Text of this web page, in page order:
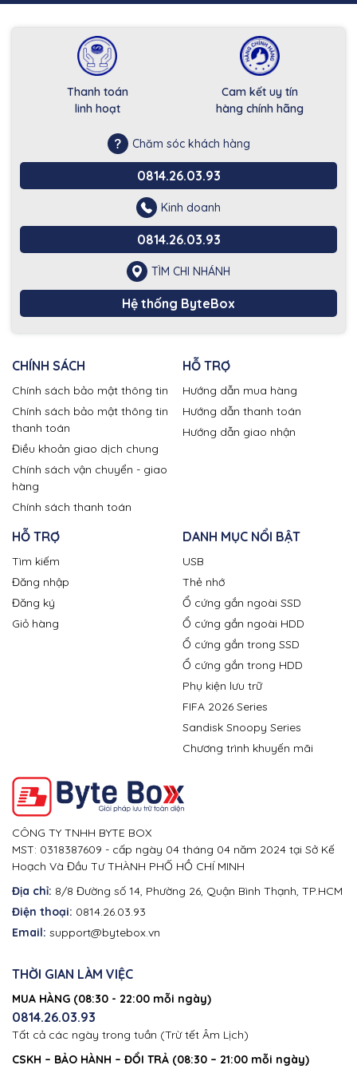
Thanh toán
linh hoạt
Cam kết uy tín
hàng chính hãng
Chăm sóc khách hàng
0814.26.03.93
Kinh doanh
0814.26.03.93
TÌM CHI NHÁNH
Hệ thống ByteBox
CHÍNH SÁCH
Chính sách bảo mật thông tin
Chính sách bảo mật thông tin
thanh toán
Điều khoản giao dịch chung
Chính sách vận chuyển - giao
hàng
Chính sách thanh toán
HỖ TRỢ
Hướng dẫn mua hàng
Hướng dẫn thanh toán
Hướng dẫn giao nhận
HỖ TRỢ
Tìm kiếm
Đăng nhập
Đăng ký
Giỏ hàng
DANH MỤC NỔI BẬT
USB
Thẻ nhớ
Ổ cứng gắn ngoài SSD
Ổ cứng gắn ngoài HDD
Ổ cứng gắn trong SSD
Ổ cứng gắn trong HDD
Phụ kiện lưu trữ
FIFA 2026 Series
Sandisk Snoopy Series
Chương trình khuyến mãi
CÔNG TY TNHH BYTE BOX
MST: 0318387609 - cấp ngày 04 tháng 04 năm 2024 tại Sở Kế
Hoạch Và Đầu Tư THÀNH PHỐ HỒ CHÍ MINH
Địa chỉ: 8/8 Đường số 14, Phường 26, Quận Bình Thạnh, TP.HCM
Điện thoại: 0814.26.03.93
Email: support@bytebox.vn
THỜI GIAN LÀM VIỆC
MUA HÀNG (08:30 - 22:00 mỗi ngày)
0814.26.03.93
Tất cả các ngày trong tuần (Trừ tết Âm Lịch)
CSKH – BẢO HÀNH – ĐỔI TRẢ (08:30 – 21:00 mỗi ngày)